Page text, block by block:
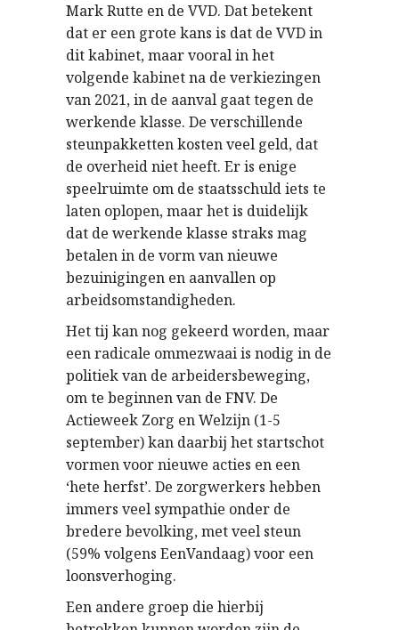
Mark Rutte en de VVD. Dat betekent
dat er een grote kans is dat de VVD in
dit kabinet, maar vooral in het
volgende kabinet na de verkiezingen
van 2021, in de aanval gaat tegen de
werkende klasse. De verschillende
steunpakketten kosten veel geld, dat
de overheid niet heeft. Er is enige
speelruimte om de staatsschuld iets te
laten oplopen, maar het is duidelijk
dat de werkende klasse straks mag
betalen in de vorm van nieuwe
bezuinigingen en aanvallen op
arbeidsomstandigheden.
Het tij kan nog gekeerd worden, maar
een radicale ommezwaai is nodig in de
politiek van de arbeidersbeweging,
om te beginnen van de FNV. De
Actieweek Zorg en Welzijn (1-5
september) kan daarbij het startschot
vormen voor nieuwe acties en een
‘hete herfst’. De zorgwerkers hebben
immers veel sympathie onder de
bredere bevolking, met veel steun
(59% volgens EenVandaag) voor een
loonsverhoging.
Een andere groep die hierbij